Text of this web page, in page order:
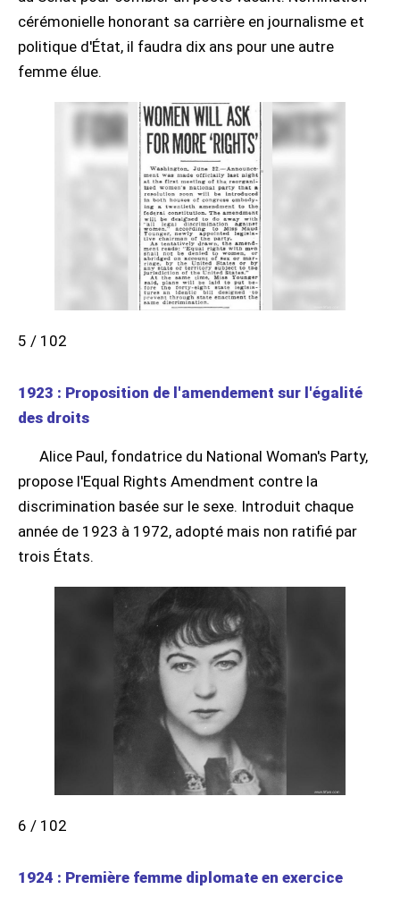
cérémonielle honorant sa carrière en journalisme et
politique d'État, il faudra dix ans pour une autre
femme élue.
5 / 102
1923 : Proposition de l'amendement sur l'égalité
des droits
Alice Paul, fondatrice du National Woman's Party,
propose l'Equal Rights Amendment contre la
discrimination basée sur le sexe. Introduit chaque
année de 1923 à 1972, adopté mais non ratifié par
trois États.
6 / 102
1924 : Première femme diplomate en exercice